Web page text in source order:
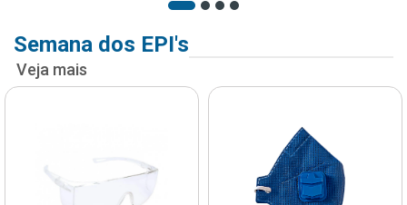
Semana dos EPI's
Veja mais